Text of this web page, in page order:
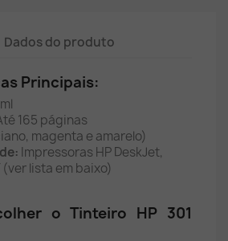
Dados do produto
Principais:
165 páginas
magenta e amarelo)
Impressoras HP DeskJet,
(ver lista em baixo)
o Tinteiro HP 301